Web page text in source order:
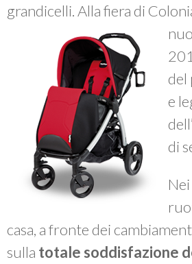
grandicelli. Alla fiera di
del
e
di
casa, a fronte dei
sulla totale soddisfazione